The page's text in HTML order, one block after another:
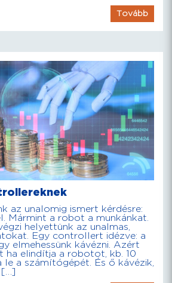
Tovább
az unalomig ismert kérdésre:
Mármint a robot a munkánkat.
helyettünk az unalmas,
Egy controllert idézve: a
elmehessünk kávézni. Azért
ha elindítja a robotot, kb. 10
le a számítógépét. És ő kávézik,